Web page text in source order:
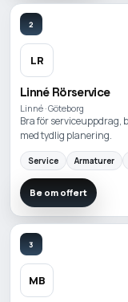
2
LR
Linné Rörservice
Linné · Göteborg
Bra för serviceuppdrag,
med tydlig planering.
Service Armaturer
Be om offert
3
MB